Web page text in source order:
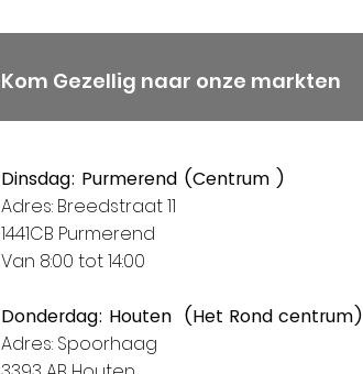
Kom Gezellig naar onze markten
Dinsdag: Purmerend (Centrum )
Adres: Breedstraat 11
1441CB Purmerend
Van 8:00 tot 14:00
Donderdag: Houten (Het Rond centrum)
Adres: Spoorhaag